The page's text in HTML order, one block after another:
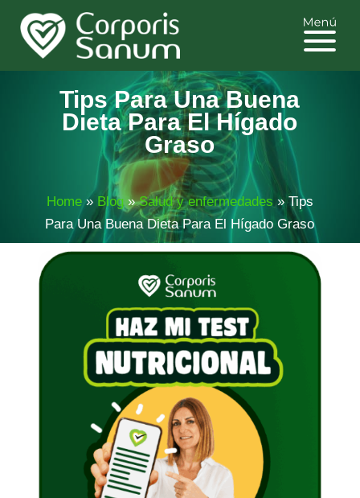
Tips Para Una Buena
Dieta Para El Hígado
Graso
Home» Blog»Salud y enfermedades »Tips
Para Una Buena Dieta Para El Hígado Graso